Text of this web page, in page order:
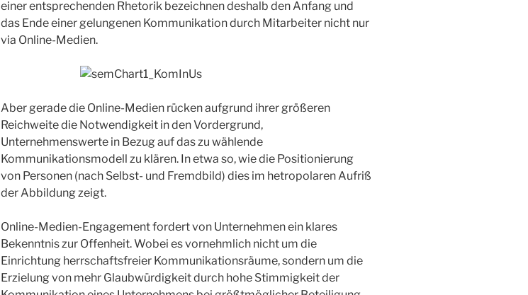
einer entsprechenden Rhetorik bezeichnen deshalb den Anfang und
das Ende einer gelungenen Kommunikation durch Mitarbeiter nicht nur
via Online-Medien.
Aber gerade die Online-Medien rücken aufgrund ihrer größeren
Reichweite die Notwendigkeit in den Vordergrund,
Unternehmenswerte in Bezug auf das zu wählende
Kommunikationsmodell zu klären. In etwa so, wie die Positionierung
von Personen (nach Selbst- und Fremdbild) dies im hetropolaren Aufriß
der Abbildung zeigt.
Online-Medien-Engagement fordert von Unternehmen ein klares
Bekenntnis zur Offenheit. Wobei es vornehmlich nicht um die
Einrichtung herrschaftsfreier Kommunikationsräume, sondern um die
Erzielung von mehr Glaubwürdigkeit durch hohe Stimmigkeit der